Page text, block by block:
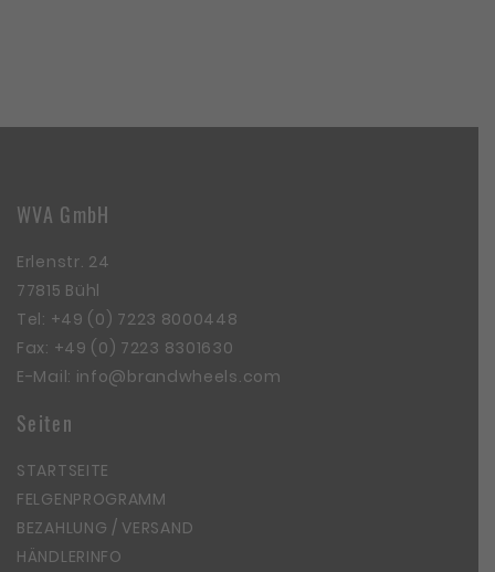
WVA GmbH
Erlenstr. 24
77815 Bühl
Tel: +49 (0) 7223 8000448
Fax: +49 (0) 7223 8301630
E-Mail: info@brandwheels.com
Seiten
STARTSEITE
FELGENPROGRAMM
BEZAHLUNG / VERSAND
HÄNDLERINFO